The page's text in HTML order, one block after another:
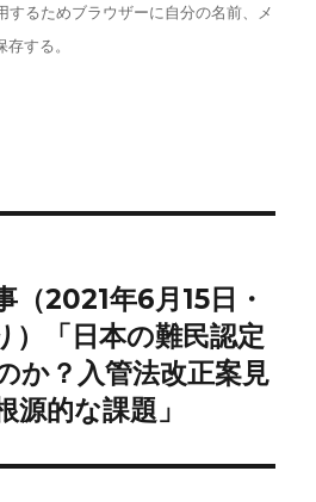
するためブラウザーに自分の名前、メ
する。
（2021年6月15日・
）「日本の難民認定
か？入管法改正案見
源的な課題」